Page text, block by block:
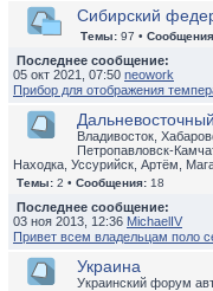
Сибирский
Темы: 97 •
Последнее сообщение:
05 окт 2021, 07:50 neowork
Прибор для отображения
Владивосток,
Петропавловск-
Находка, Уссурийск, Артём,
Темы: 2 • Сообщения: 18
Последнее сообщение:
03 ноя 2013, 12:36 MichaelIV
Привет всем владельцам поло
Украина
Украинский форум